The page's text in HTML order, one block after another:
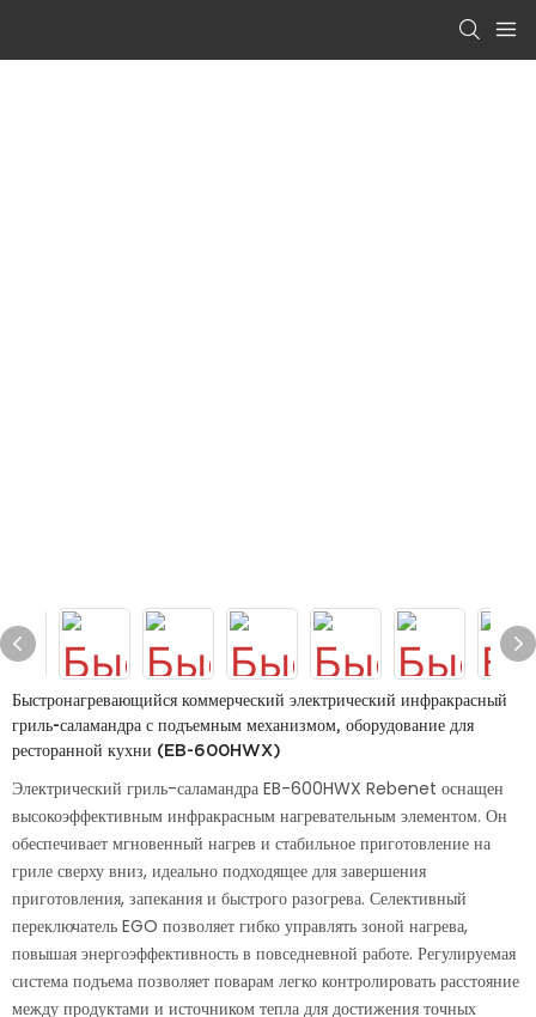
Быстронагревающийся коммерческий электрический инфракрасный
гриль-саламандра с подъемным механизмом, оборудование для
ресторанной кухни (EB-600HWX)
Электрический гриль-саламандра EB-600HWX Rebenet оснащен
высокоэффективным инфракрасным нагревательным элементом. Он
обеспечивает мгновенный нагрев и стабильное приготовление на
гриле сверху вниз, идеально подходящее для завершения
приготовления, запекания и быстрого разогрева. Селективный
переключатель EGO позволяет гибко управлять зоной нагрева,
повышая энергоэффективность в повседневной работе. Регулируемая
система подъема позволяет поварам легко контролировать расстояние
между продуктами и источником тепла для достижения точных